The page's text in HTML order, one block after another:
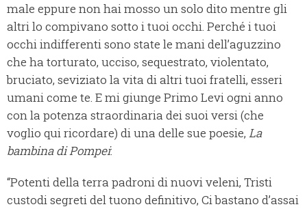
male eppure non hai mosso un solo dito mentre gli
altri lo compivano sotto i tuoi occhi. Perché i tuoi
occhi indifferenti sono state le mani dell’aguzzino
che ha torturato, ucciso, sequestrato, violentato,
bruciato, seviziato la vita di altri tuoi fratelli, esseri
umani come te. E mi giunge Primo Levi ogni anno
con la potenza straordinaria dei suoi versi (che
voglio qui ricordare) di una delle sue poesie, La
bambina di Pompei:
“Potenti della terra padroni di nuovi veleni, Tristi
custodi segreti del tuono definitivo, Ci bastano d’assai